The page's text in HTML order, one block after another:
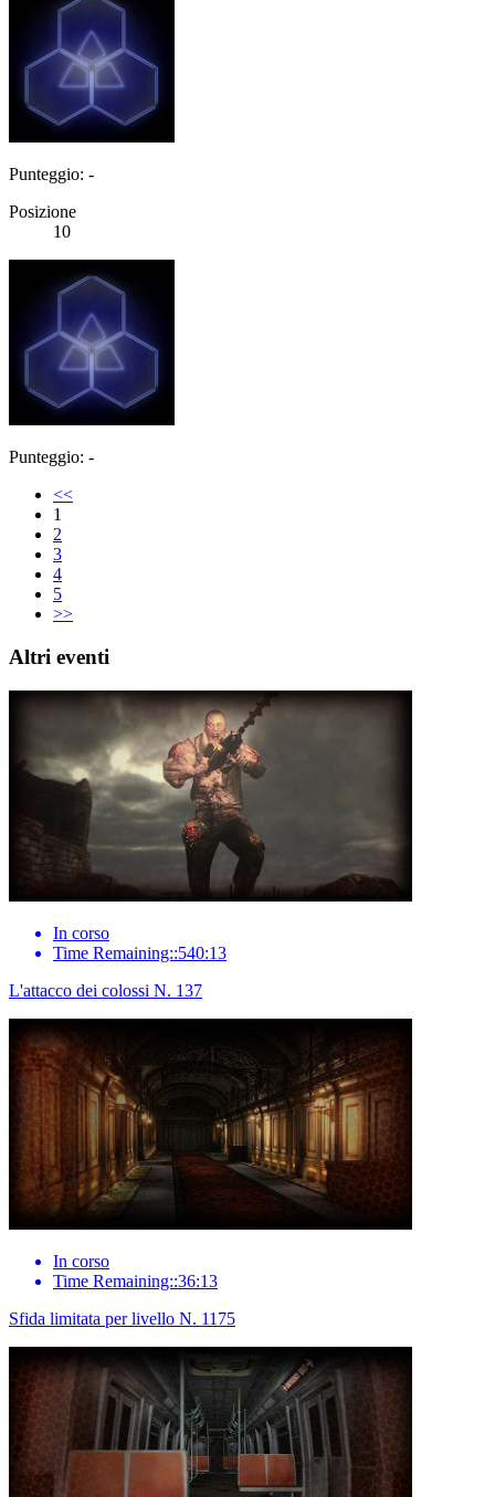
Punteggio: -
Posizione
10
Punteggio: -
<<
1
2
3
4
5
>>
Altri eventi
In corso
Time Remaining::540:13
L'attacco dei colossi N. 137
In corso
Time Remaining::36:13
Sfida limitata per livello N. 1175